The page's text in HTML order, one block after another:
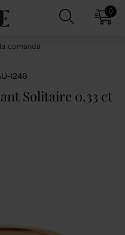
0
comandă
1246
Solitaire 0.33 ct